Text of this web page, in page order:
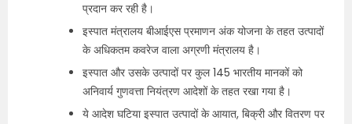
प्रदान कर रही है।
इस्पात मंत्रालय बीआईएस प्रमाणन अंक योजना के तहत उत्पादों
के अधिकतम कवरेज वाला अग्रणी मंत्रालय है।
इस्पात और उसके उत्पादों पर कुल 145 भारतीय मानकों को
अनिवार्य गुणवत्ता नियंत्रण आदेशों के तहत रखा गया है।
ये आदेश घटिया इस्पात उत्पादों के आयात, बिक्री और वितरण पर